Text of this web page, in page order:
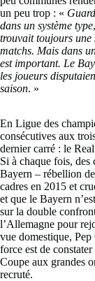
un peu trop : «
dans un système type
trouvait toujours
matchs. Mais dans
est important. Le
les joueurs
saison. »
En Ligue des
consécutives aux
dernier carré : le
Si à chaque fois, des
Bayern – rébellion
cadres en 2015 et
et que le Bayern
sur la double
l’Allemagne pour
vue domestique,
force est de
Coupe aux grandes
recruté.